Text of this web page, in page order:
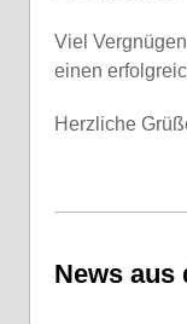
Viel
einen
Herzliche
News aus